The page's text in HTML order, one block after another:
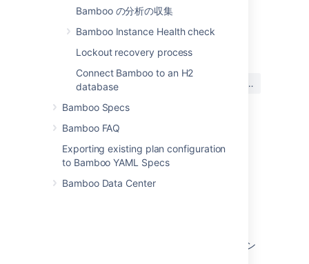
Bamboo の分析の収集
Bamboo Instance Health check
Lockout recovery process
Connect Bamboo to an H2
database
Bamboo Specs
Bamboo FAQ
Exporting existing plan configuration
to Bamboo YAML Specs
Bamboo Data Center
最終更新日 2016 年 5 月 26 日
この内容はお役に立ちました
いいえ
このセクションの項目
カスタム エラスティック イメージのエージェン